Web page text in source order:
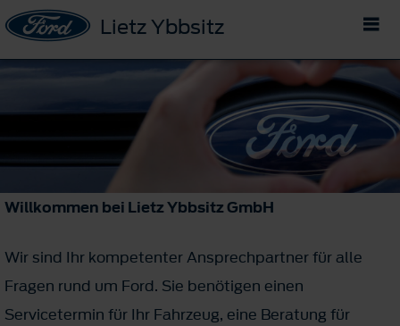
Lietz Ybbsitz
Willkommen bei Lietz Ybbsitz GmbH
Wir sind Ihr kompetenter Ansprechpartner für alle
Fragen rund um Ford. Sie benötigen einen
Servicetermin für Ihr Fahrzeug, eine Beratung für